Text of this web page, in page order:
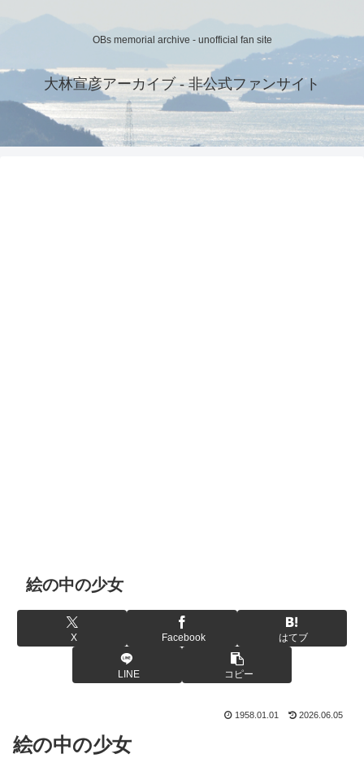
OBs memorial archive - unofficial fan site
大林宣彦アーカイブ - 非公式ファンサイト
絵の中の少女
X Facebook はてブ
LINE コピー
1958.01.01 2026.06.05
絵の中の少女